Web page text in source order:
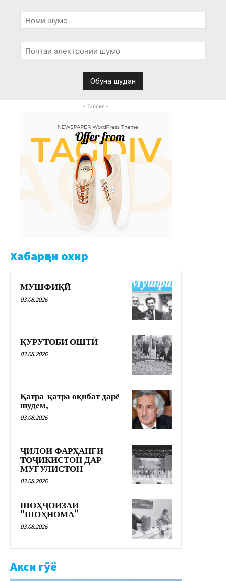
- Таблиғ -
Хабарҳои охир
МУШФИҚӢ
03.08.2026
ҚУРУТОБИ ОШТӢ
03.08.2026
Қатра-қатра оқибат дарё
шудем,
03.08.2026
ҶИЛОИ ФАРҲАНГИ
ТОҶИКИСТОН ДАР
МУҒУЛИСТОН
03.08.2026
ШОҲҶОИЗАИ
“ШОҲНОМА”
03.08.2026
Акси гӯё